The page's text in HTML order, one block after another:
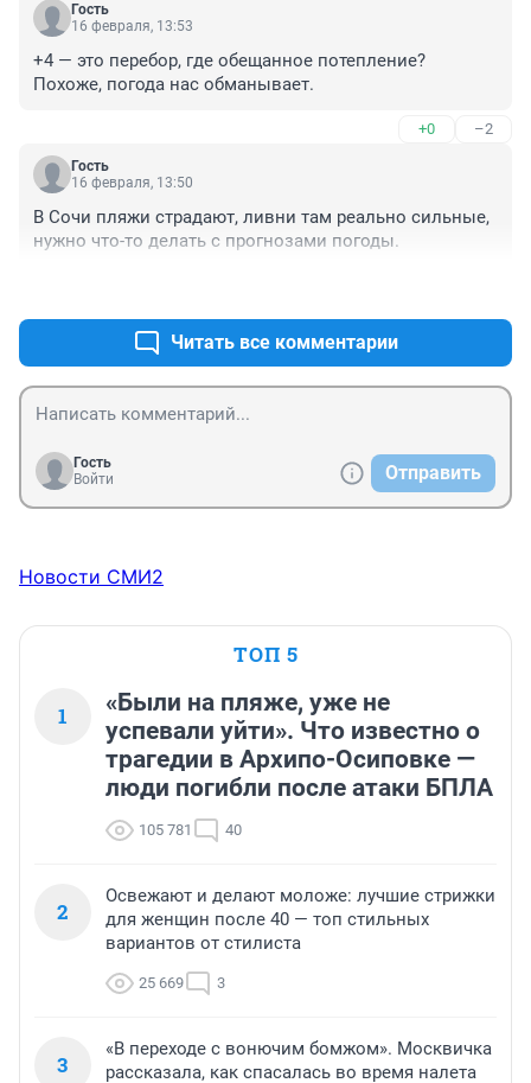
Гость
16 февраля, 13:53
+4 — это перебор, где обещанное потепление?
Похоже, погода нас обманывает.
+0 –2
Гость
16 февраля, 13:50
В Сочи пляжи страдают, ливни там реально сильные,
нужно что-то делать с прогнозами погоды.
Читать все комментарии
Гость
Войти
Отправить
Новости СМИ2
ТОП 5
1
«Были на пляже, уже не
успевали уйти». Что известно о
трагедии в Архипо-Осиповке —
люди погибли после атаки БПЛА
105 781 40
2
Освежают и делают моложе: лучшие стрижки
для женщин после 40 — топ стильных
вариантов от стилиста
25 669 3
3
«В переходе с вонючим бомжом». Москвичка
рассказала, как спасалась во время налета